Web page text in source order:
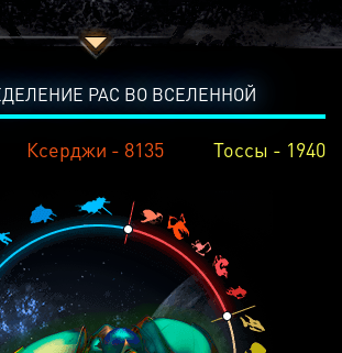
РАС ВО ВСЕЛЕННОЙ
Ксерджи - 8135 Тоссы - 1940